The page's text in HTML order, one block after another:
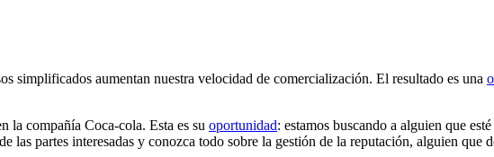
simplificados aumentan nuestra velocidad de comercialización. El resultado es una
la compañía Coca-cola. Esta es su oportunidad: estamos buscando a alguien que
las partes interesadas y conozca todo sobre la gestión de la reputación, alguien